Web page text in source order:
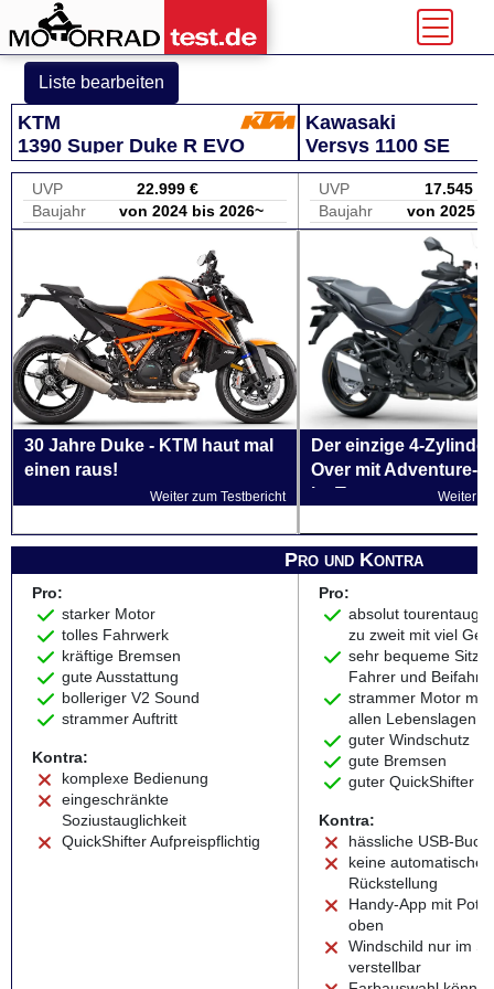
Liste bearbeiten
KTM
1390 Super Duke R EVO
Kawasaki
Versys 1100 SE
UVP
22.999 €
Baujahr
von 2024 bis 2026~
UVP
17.545 €
Baujahr
von 2025
30 Jahre Duke - KTM haut mal
einen raus!
Weiter zum Testbericht
Der einzige 4-
Over mit Adventure-
im Test
Weiter
Pro und Kontra
Pro:
starker Motor
tolles Fahrwerk
kräftige Bremsen
gute Ausstattung
bolleriger V2 Sound
strammer Auftritt
Kontra:
komplexe Bedienung
eingeschränkte
Soziustauglichkeit
QuickShifter Aufpreispflichtig
Pro:
absolut
zu zweit mit viel
sehr bequeme
Fahrer und
strammer Motor mit
allen Lebenslagen
guter Windschutz
gute Bremsen
guter QuickShifter
Kontra:
hässliche USB-
keine automatische
Rückstellung
Handy-App mit
oben
Windschild nur im
verstellbar